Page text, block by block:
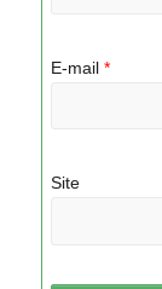
E-mail *
Site